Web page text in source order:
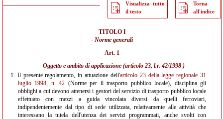
Visualizza tutto
il testo
Torna
all'indice
TITOLO I
- Norme generali
Art. 1
- Oggetto e ambito di applicazione (articolo 23, l.r. 42/1998 )
1. Il presente regolamento, in attuazione dell'articolo 23 della legge regionale 31
luglio 1998, n. 42 (Norme per il trasporto pubblico locale), disciplina gli
obblighi a cui devono attenersi i gestori del servizio di trasporto pubblico locale
effettuato con mezzi a guida vincolata diversi da quelli ferroviari,
indipendentemente dal tipo di sede utilizzata, relativamente alle attività che
interessano la tutela dell'utenza dei servizi programmati, anche svolti con